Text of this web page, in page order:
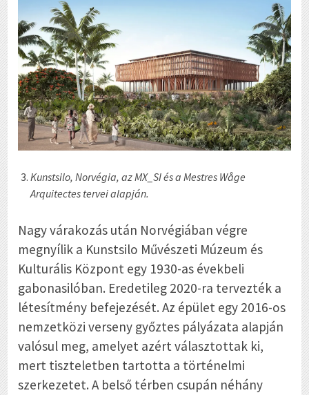
Kunstsilo, Norvégia, az MX_SI és a Mestres Wåge
Arquitectes tervei alapján.
Nagy várakozás után Norvégiában végre
megnyílik a Kunstsilo Művészeti Múzeum és
Kulturális Központ egy 1930-as évekbeli
gabonasilóban. Eredetileg 2020-ra tervezték a
létesítmény befejezését. Az épület egy 2016-os
nemzetközi verseny győztes pályázata alapján
valósul meg, amelyet azért választottak ki,
mert tiszteletben tartotta a történelmi
szerkezetet. A belső térben csupán néhány